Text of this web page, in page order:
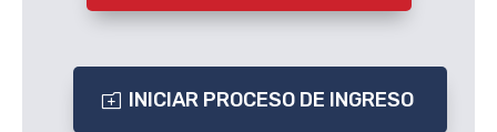
INICIAR PROCESO DE INGRESO